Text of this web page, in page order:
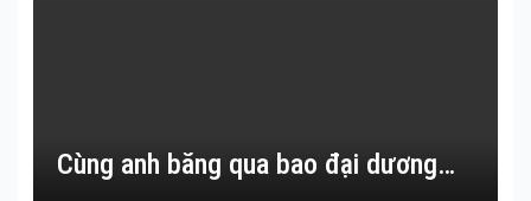
Cùng anh băng qua bao đại dương…